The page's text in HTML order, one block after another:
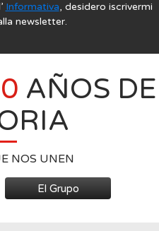
Informativa, desidero iscrivermi
newsletter.
AÑOS DE
NOS UNEN
El Grupo